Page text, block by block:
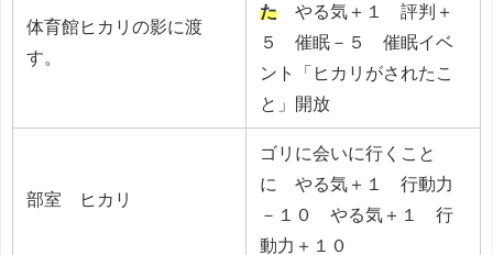
体育館ヒカリの影に渡
す。
た やる気＋１ 評判＋
５ 催眠－５ 催眠イベ
ント「ヒカリがされたこ
と」開放
部室 ヒカリ
ゴリに会いに行くこと
に やる気＋１ 行動力
－１０ やる気＋１ 行
動力＋１０